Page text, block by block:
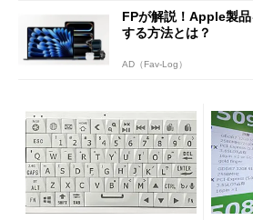
FPが解説！Apple製
する方法とは？
AD（Fav-Log）